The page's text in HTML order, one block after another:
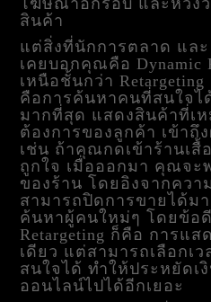
โฆษณาอีกรอบ และหวัง
สินค้า
แต่สิ่งที่นักการตลาด แล
เคยบอกคุณคือ Dynamic
เหนือชั้นกว่า Retargeting
คือการค้นหาคนที่สนใจไ
มากที่สุด แสดงสินค้าที่เ
ต้องการของลูกค้า เข้าถึ
เช่น ถ้าคุณกดเข้าร้านเสื้
ถูกใจ เมื่อออกมา คุณจะ
ของร้าน โดยอิงจากคว
สามารถปิดการขายได้ม
ค้นหาผู้คนใหม่ๆ โดยข้อดี
Retargeting ก็คือ การแ
เดียว แต่สามารถเลือกเ
สนใจได้ ทำให้ประหยัดเ
ออนไลน์ไปได้อีกเยอะ